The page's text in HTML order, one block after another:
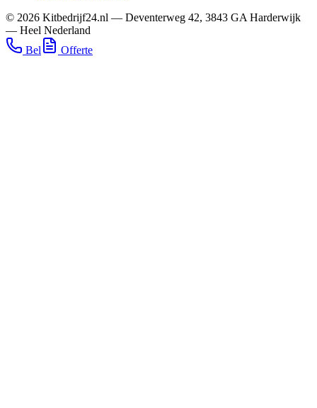
© 2026 Kitbedrijf24.nl — Deventerweg 42, 3843 GA Harderwijk
— Heel Nederland
Bel
Offerte